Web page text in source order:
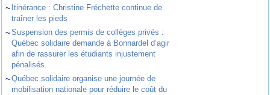
~ Itinérance : Christine Fréchette continue de
traîner les pieds
~Suspension des permis de collèges privés :
Québec solidaire demande à Bonnardel d’agir
afin de rassurer les étudiants injustement
pénalisés.
~Québec solidaire organise une journée de
mobilisation nationale pour réduire le coût du